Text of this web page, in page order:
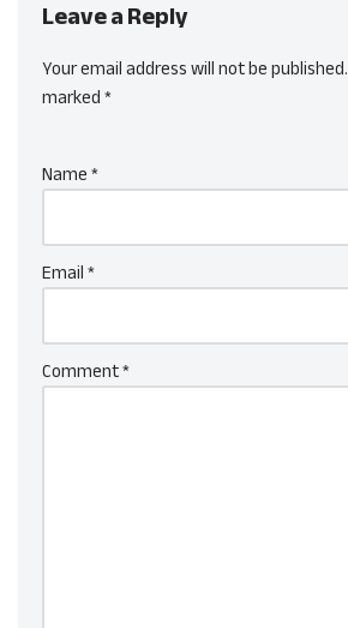
Leave a Reply
Your email address will not be published.
marked*
Name*
Email*
Comment*